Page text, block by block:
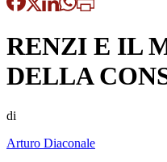
RENZI E IL
DELLA
di
Arturo Diaconale